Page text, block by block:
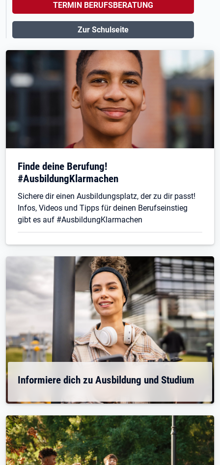
TERMIN BERUFSBERATUNG
Zur Schulseite
Finde deine Berufung!
#AusbildungKlarmachen
Sichere dir einen Ausbildungsplatz, der zu dir passt!
Infos, Videos und Tipps für deinen Berufseinstieg
gibt es auf #AusbildungKlarmachen
Informiere dich zu Ausbildung und Studium